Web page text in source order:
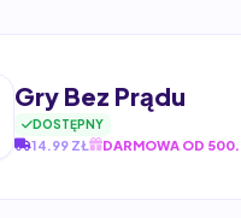
Gry Bez Prądu
DOSTĘPNY
14.99 ZŁ DARMOWA OD